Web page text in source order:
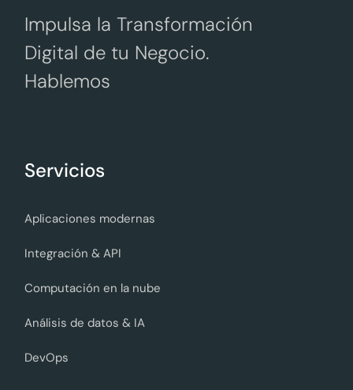
Impulsa la Transformación
Digital de tu Negocio.
Hablemos
Servicios
Aplicaciones modernas
Integración & API
Computación en la nube
Análisis de datos & IA
DevOps